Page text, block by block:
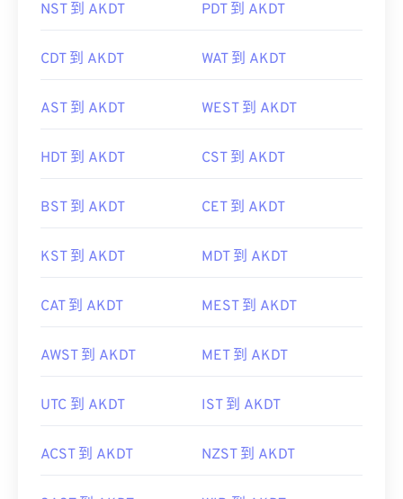
NST 到 AKDT PDT 到 AKDT
CDT 到 AKDT WAT 到 AKDT
AST 到 AKDT WEST 到 AKDT
HDT 到 AKDT CST 到 AKDT
BST 到 AKDT CET 到 AKDT
KST 到 AKDT MDT 到 AKDT
CAT 到 AKDT MEST 到 AKDT
AWST 到 AKDT MET 到 AKDT
UTC 到 AKDT IST 到 AKDT
ACST 到 AKDT NZST 到 AKDT